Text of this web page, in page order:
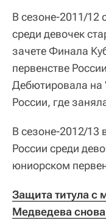
В сезоне-2011/12
среди девочек
зачете Финала
первенстве
Дебютировала на
России, где
В сезоне-2012/13
России среди
юниорском
Защита титула
Медведева